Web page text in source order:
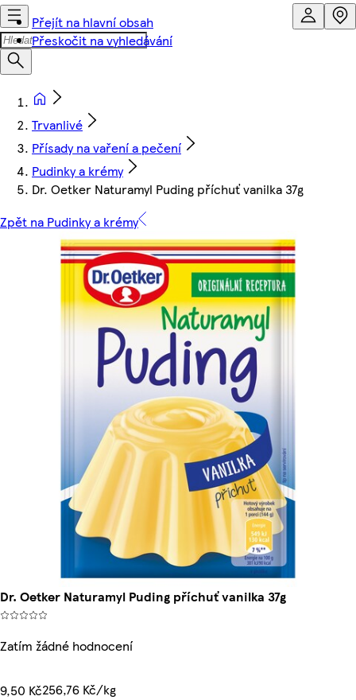
Přejít na hlavní obsah
Přeskočit na vyhledávání
Trvanlivé
Přísady na vaření a pečení
Pudinky a krémy
Dr. Oetker Naturamyl Puding příchuť vanilka 37g
Zpět na Pudinky a krémy
Dr. Oetker Naturamyl Puding příchuť vanilka 37g
Zatím žádné hodnocení
9,50 Kč256,76 Kč/kg